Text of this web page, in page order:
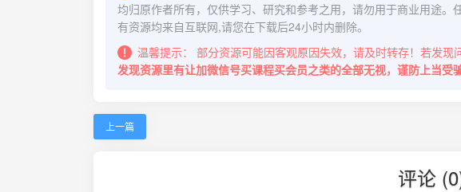
均归原作者所有，仅供学习、研究和参考之用，请勿用于商业用途
有资源均来自互联网,请您在下载后24小时内删除。
温馨提示：
部分资源可能因客观原因失效，请及时转存！若发现
发现资源里有让加微信号买课程买会员之类的全部无视，谨防上当受骗
上一篇
评论